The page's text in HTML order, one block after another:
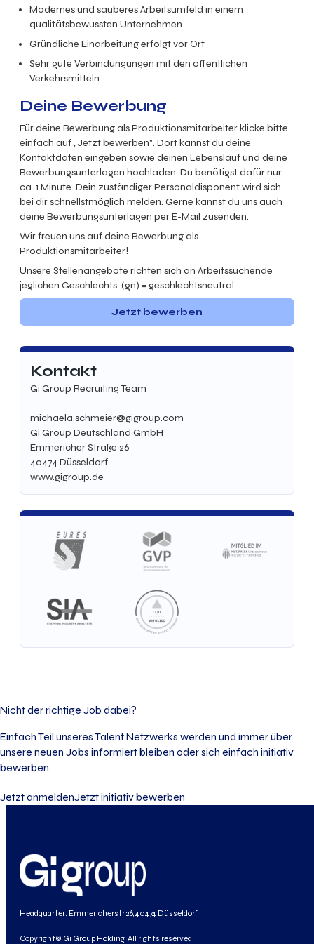
Modernes und sauberes Arbeitsumfeld in einem
qualitätsbewussten Unternehmen
Gründliche Einarbeitung erfolgt vor Ort
Sehr gute Verbindungungen mit den öffentlichen
Verkehrsmitteln
Deine Bewerbung
Für deine Bewerbung als Produktionsmitarbeiter klicke bitte
einfach auf „Jetzt bewerben". Dort kannst du deine
Kontaktdaten eingeben sowie deinen Lebenslauf und deine
Bewerbungsunterlagen hochladen. Du benötigst dafür nur
ca. 1 Minute. Dein zuständiger Personaldisponent wird sich
bei dir schnellstmöglich melden. Gerne kannst du uns auch
deine Bewerbungsunterlagen per E-Mail zusenden.
Wir freuen uns auf deine Bewerbung als
Produktionsmitarbeiter!
Unsere Stellenangebote richten sich an Arbeitssuchende
jeglichen Geschlechts. (gn) = geschlechtsneutral.
Jetzt bewerben
Kontakt
Gi Group Recruiting Team
michaela.schmeier@gigroup.com
Gi Group Deutschland GmbH
Emmericher Straße 26
40474Düsseldorf
www.gigroup.de
Nicht der richtige Job dabei?
Einfach Teil unseres Talent Netzwerks werden und immer über
unsere neuen Jobs informiert bleiben oder sich einfach initiativ
bewerben.
Jetzt anmeldenJetzt initiativ bewerben
Headquarter: Emmericherstr 26, 40474 Düsseldorf
Copyright© Gi Group Holding. All rights reserved.